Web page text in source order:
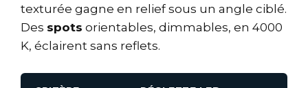
texturée gagne en relief sous un angle ciblé.
Des spots orientables, dimmables, en 4000
K, éclairent sans reflets.